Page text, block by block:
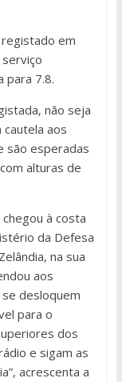
em
para 7.8.
não seja
cautela aos
são esperadas
alturas de
à costa
da Defesa
na sua
aos
desloquem
para o
dos
e sigam as
acrescenta a